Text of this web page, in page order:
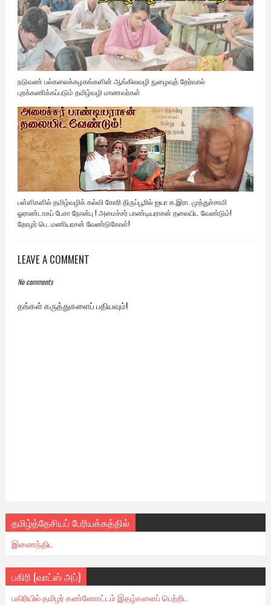
நடுவண் பல்கலைக்கழகங்களின் ஆங்கிலவழி நுழைவுத் தேர்வால்
புறக்கணிக்கப்படும் தமிழ்வழி மாணவர்கள்
பள்ளிகளில் தமிழ்வழிக் கல்வி கோரி திருப்பூரில் ஐயா க.இரா. முத்துச்சாமி
ஓராண்டாகப் பேசா நோன்பு ! அமைச்சர் பாண்டியராசன் தலையிட வேண்டும்!
தோழர் பெ. மணியரசன் வேண்டுகோள்!
LEAVE A COMMENT
No comments
தங்கள் கருத்துகளைப் பதியவும்!
தமிழ்த்தேசியப் பேரியக்கத்தில்
இணைந்திட
பகிரி (வாட்ஸ் அப்)
பகிரியில் தமிழர் கண்ணோட்டம் இதழ்களைப் பெற்றிட